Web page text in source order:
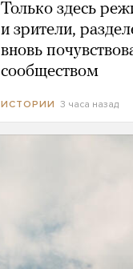
Только здесь
и зрители,
вновь
сообществом
ИСТОРИИ 3 часа назад